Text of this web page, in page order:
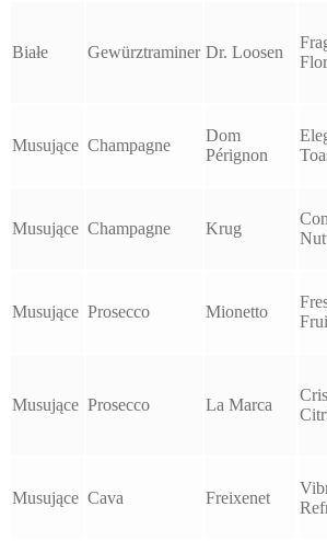
Białe Gewürztraminer Dr. Loosen
Musujące Champagne
Dom
Pérignon
Musujące Champagne Krug
Musujące Prosecco Mionetto
Musujące Prosecco La Marca
Musujące Cava Freixenet